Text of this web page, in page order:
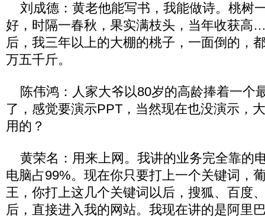
刘成德：黄老他能写书，我能做诗。桃树
好，时隔一春秋，果实满枝头，当年收获
后，我三年以上的大棚的桃子，一面倒的，
万五千斤。
陈伟鸿：人家大爷以80岁的高龄捧着一个
了，感觉要演示PPT，当然现在也没演示，
用的？
黄荣名：用来上网。我讲的业务完全靠的
电脑占99%。现在你只要打上一个关键词，
王，你打上这几个关键词以后，搜狐、百度
后，直接进入我的网站。我现在讲的是阿里